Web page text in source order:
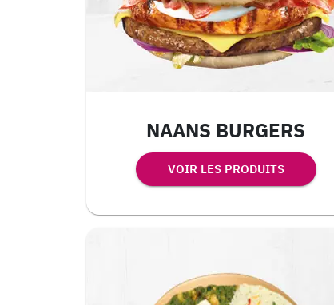
NAANS BURGERS
VOIR LES PRODUITS